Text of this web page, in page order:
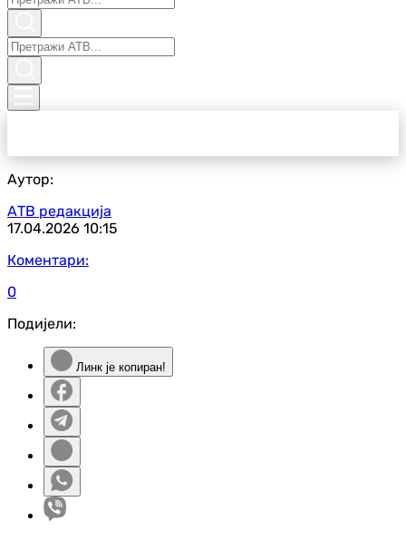
Аутор:
АТВ редакција
17.04.2026 10:15
Коментари:
0
Подијели:
Линк је копиран!